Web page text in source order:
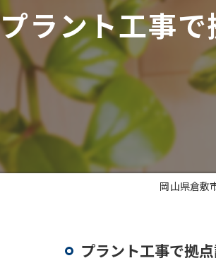
プラント工事
岡山県倉敷
プラント工事で拠